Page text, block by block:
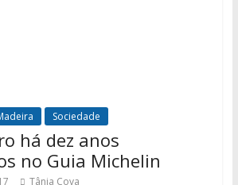
Sociedade
há dez anos
no Guia Michelin
Tânia Cova